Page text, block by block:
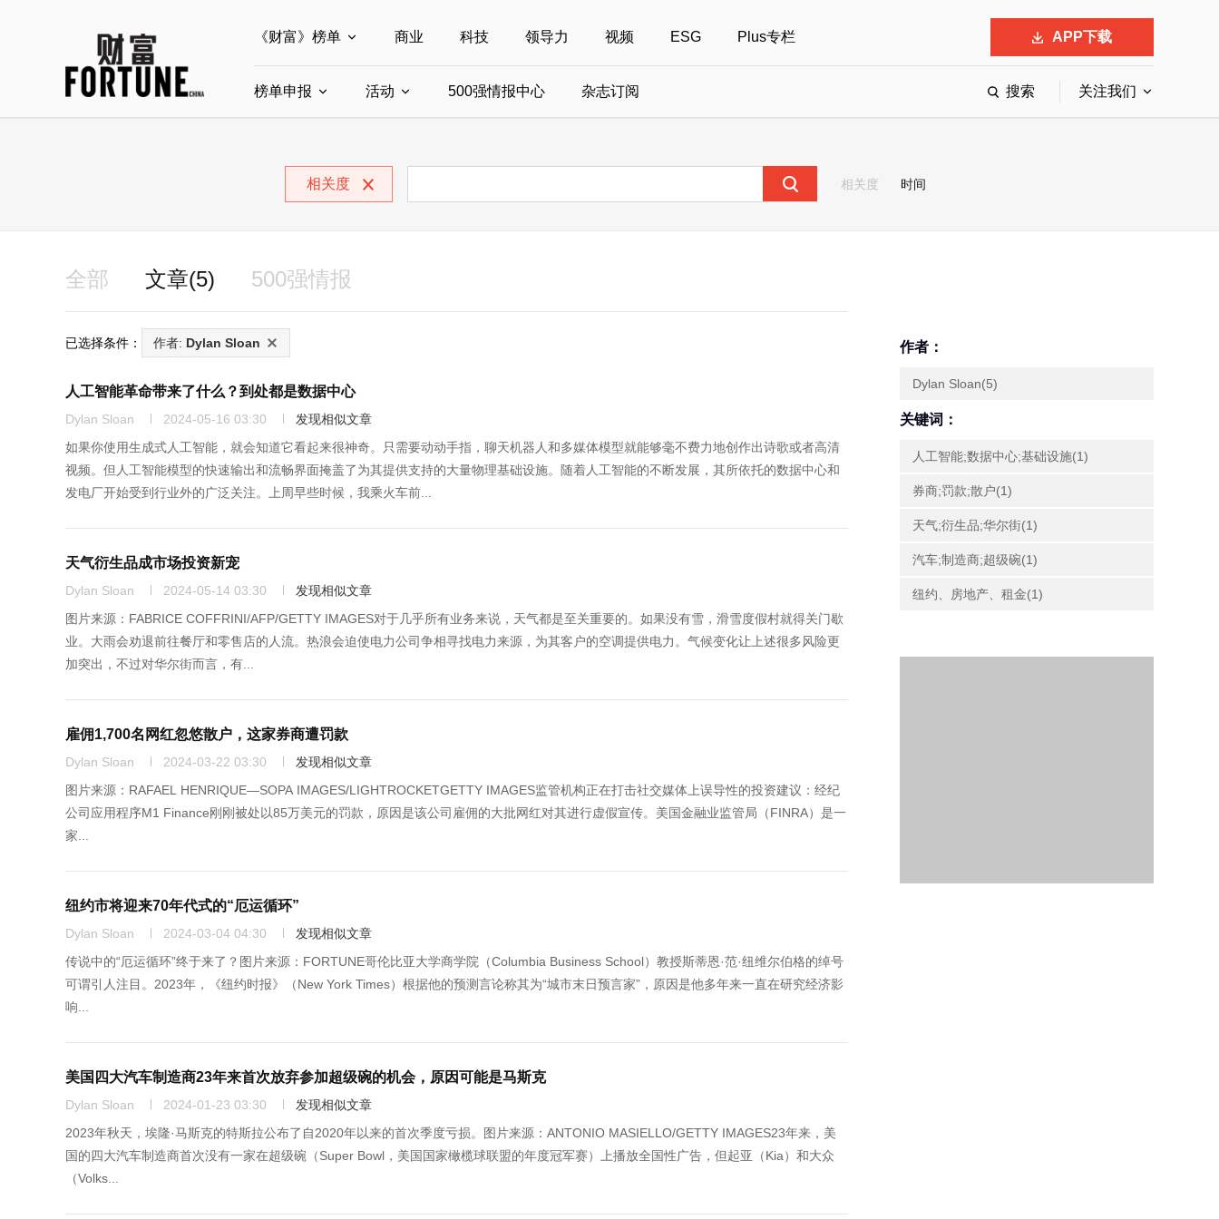
《财富》榜单
全部榜单
中国最具影响力商界女性
商业 科技 领导力 视频 ESG Plus专栏 APP下载
榜单申报
中国ESG影响力榜申报 中国最具社会影响力的创业公司申报
活动
财富40U40创想会
500强情报中心 杂志订阅 搜索 关注我们
相关度 相关度 时间
全部 文章(5) 500强情报
已选择条件： 作者: Dylan Sloan
人工智能革命带来了什么？到处都是数据中心
Dylan Sloan 2024-05-16 03:30
发现相似文章
如果你使用生成式人工智能，就会知道它看起来很神奇。只需要动动手指，聊天机器人和多媒体模型就能够毫不费力地创作出诗歌或者高清
视频。但人工智能模型的快速输出和流畅界面掩盖了为其提供支持的大量物理基础设施。随着人工智能的不断发展，其所依托的数据中心和
发电厂开始受到行业外的广泛关注。上周早些时候，我乘火车前...
天气衍生品成市场投资新宠
Dylan Sloan 2024-05-14 03:30
发现相似文章
图片来源：FABRICE COFFRINI/AFP/GETTY IMAGES对于几乎所有业务来说，天气都是至关重要的。如果没有雪，滑雪度假村就得关门歇
业。大雨会劝退前往餐厅和零售店的人流。热浪会迫使电力公司争相寻找电力来源，为其客户的空调提供电力。气候变化让上述很多风险更
加突出，不过对华尔街而言，有...
雇佣1,700名网红忽悠散户，这家券商遭罚款
Dylan Sloan 2024-03-22 03:30
发现相似文章
图片来源：RAFAEL HENRIQUE—SOPA IMAGES/LIGHTROCKETGETTY IMAGES监管机构正在打击社交媒体上误导性的投资建议：经纪
公司应用程序M1 Finance刚刚被处以85万美元的罚款，原因是该公司雇佣的大批网红对其进行虚假宣传。美国金融业监管局（FINRA）是一
家...
纽约市将迎来70年代式的“厄运循环”
Dylan Sloan 2024-03-04 04:30
发现相似文章
传说中的“厄运循环”终于来了？图片来源：FORTUNE哥伦比亚大学商学院（Columbia Business School）教授斯蒂恩·范·纽维尔伯格的绰号
可谓引人注目。2023年，《纽约时报》（New York Times）根据他的预测言论称其为“城市末日预言家”，原因是他多年来一直在研究经济影
响...
美国四大汽车制造商23年来首次放弃参加超级碗的机会，原因可能是马斯克
Dylan Sloan 2024-01-23 03:30
发现相似文章
2023年秋天，埃隆·马斯克的特斯拉公布了自2020年以来的首次季度亏损。图片来源：ANTONIO MASIELLO/GETTY IMAGES23年来，美
国的四大汽车制造商首次没有一家在超级碗（Super Bowl，美国国家橄榄球联盟的年度冠军赛）上播放全国性广告，但起亚（Kia）和大众
（Volks...
作者：
Dylan Sloan(5)
关键词：
人工智能;数据中心;基础设施(1)
券商;罚款;散户(1)
天气;衍生品;华尔街(1)
汽车;制造商;超级碗(1)
纽约、房地产、租金(1)